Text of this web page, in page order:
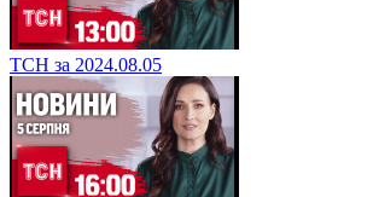
ТСН за 2024.08.05